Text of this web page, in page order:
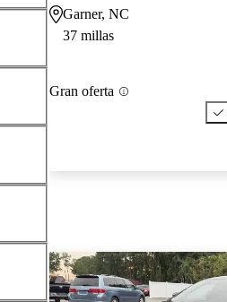
Garner, NC
37 millas
Gran oferta